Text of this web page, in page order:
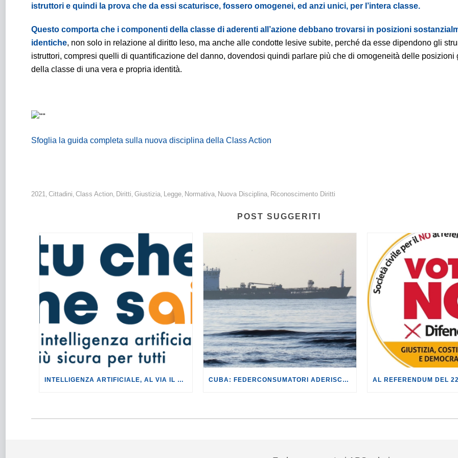
istruttori e quindi la prova che da essi scaturisce, fossero omogenei, ed anzi unici, per l’intera classe.
Questo comporta che i componenti della classe di aderenti all’azione debbano trovarsi in posizioni
identiche, non solo in relazione al diritto leso, ma anche alle condotte lesive subite, perché da esse dipendono gli
istruttori, compresi quelli di quantificazione del danno, dovendosi quindi parlare più che di omogeneità delle posizioni
della classe di una vera e propria identità.
Sfoglia la guida completa sulla nuova disciplina della Class Action
2021 Cittadini Class Action Diritti Giustizia Legge Normativa Nuova Disciplina Riconoscimento Diritti
POST SUGGERITI
INTELLIGENZA ARTIFICIALE, AL VIA IL TOUR DI EVENTI DEL PROGETTO TU CHE NE SAI? CUBA: FEDERCONSUMATORI ADERISCE ALLA MANIFESTAZIONE DELL’11 APRILE.